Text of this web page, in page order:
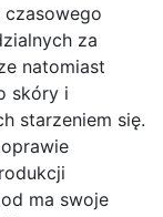
za
natomiast
skóry i
starzeniem się.
ma swoje